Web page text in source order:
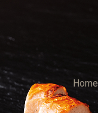
content
Home